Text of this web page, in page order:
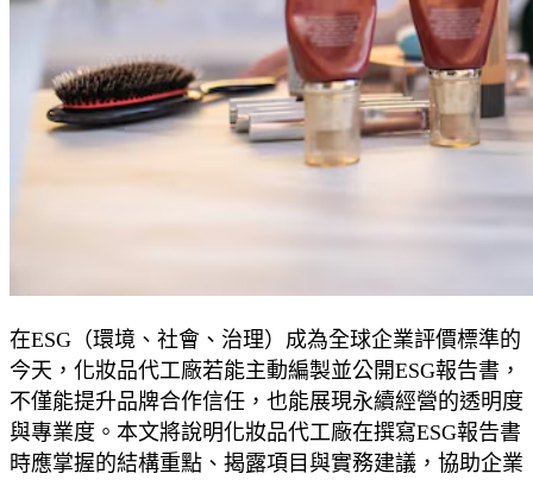
在ESG（環境、社會、治理）成為全球企業評價標準的
今天，化妝品代工廠若能主動編製並公開ESG報告書，
不僅能提升品牌合作信任，也能展現永續經營的透明度
與專業度。本文將說明化妝品代工廠在撰寫ESG報告書
時應掌握的結構重點、揭露項目與實務建議，協助企業